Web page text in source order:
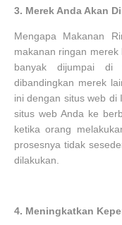
3. Merek Anda Akan
Mengapa Makanan
makanan ringan merek
banyak dijumpai di
dibandingkan merek
ini dengan situs web di
situs web Anda ke
ketika orang
prosesnya tidak
dilakukan.
4. Meningkatkan